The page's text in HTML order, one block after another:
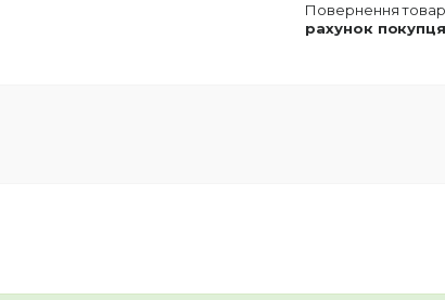
повернення
рахунок покупця